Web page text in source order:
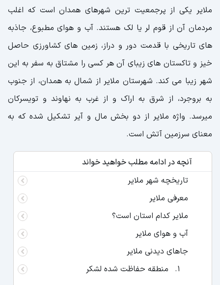
ملایر یکی از پرجمعیت ترین شهرهای همدان است که اغلب
مردمان آن از قوم لر یا لک هستند. آب و هوای مطبوع، جاذبه
های تاریخی با قدمت دور و دراز، زمین های کشاورزی حاصل
خیز و تاکستان های زیبای آن هر کسی را مشتاق به سفر به این
شهر زیبا می کند. شهرستان ملایر از شمال به همدان، از جنوب
به بروجرد، از شرق به اراک و از غرب به نهاوند و تویسرکان
میرسد. واژه ملایر از دو بخش مال و آیر تشکیل شده که به
معنای سرزمین آتش است.
آنچه در ادامه مطلب خواهید خواند
تاریخچه شهر ملایر
معرفی ملایر
ملایر کدام استان است؟
آب و هوای ملایر
جاهای دیدنی ملایر
منطقه حفاظت شده لشکر